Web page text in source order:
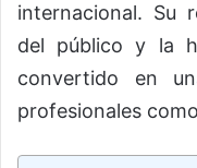
internacional. Su
del público y la
convertido en
profesionales